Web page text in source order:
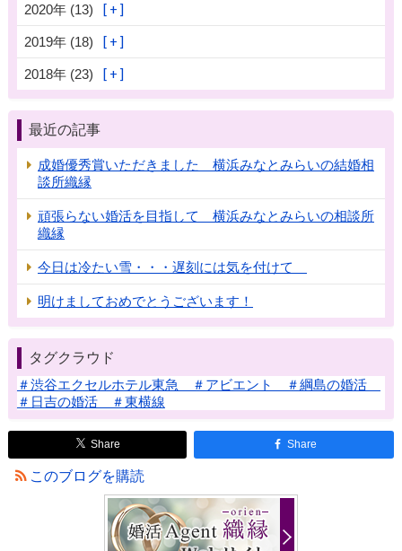
2020年 (13)
2019年 (18)
2018年 (23)
最近の記事
成婚優秀賞いただきました 横浜みなとみらいの結婚相
談所織縁
頑張らない婚活を目指して 横浜みなとみらいの相談所
織縁
今日は冷たい雪・・・遅刻には気を付けて
明けましておめでとうございます！
タグクラウド
＃渋谷エクセルホテル東急 ＃アビエント ＃綱島の婚活
＃日吉の婚活 ＃東横線
Share Share
このブログを購読